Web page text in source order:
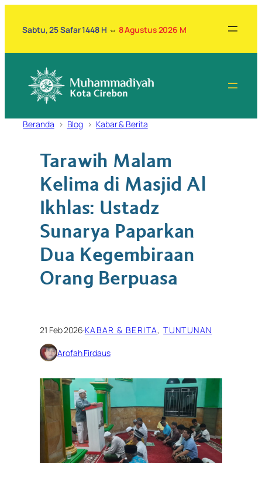
Sabtu, 25 Safar 1448 H ⇔ 8 Agustus 2026 M
Beranda Blog Kabar & Berita
Tarawih Malam
Kelima di Masjid Al
Ikhlas: Ustadz
Sunarya Paparkan
Dua Kegembiraan
Orang Berpuasa
21 Feb 2026·KABAR & BERITA, TUNTUNAN
Arofah Firdaus